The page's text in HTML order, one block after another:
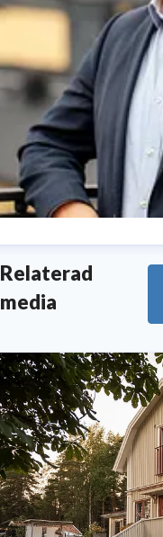
Freudenthal
Relaterad
media